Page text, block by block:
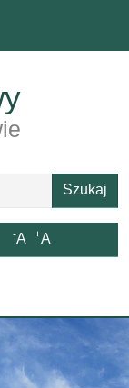
Szukaj
-A +A
nowym oknie